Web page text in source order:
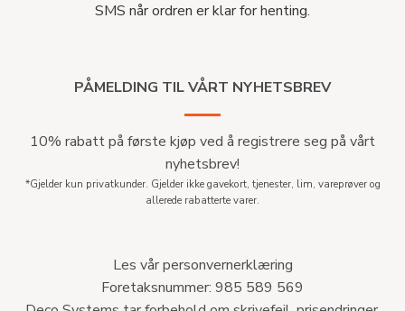
SMS når ordren er klar for henting.
PÅMELDING TIL VÅRT NYHETSBREV
10% rabatt på første kjøp ved å registrere seg på vårt
nyhetsbrev!
*Gjelder kun privatkunder. Gjelder ikke gavekort, tjenester, lim, vareprøver og
allerede rabatterte varer.
Les vår personvernerklæring
Foretaksnummer: 985 589 569